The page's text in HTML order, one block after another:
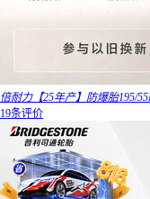
倍耐力【25年产】防爆胎195/
19条评价